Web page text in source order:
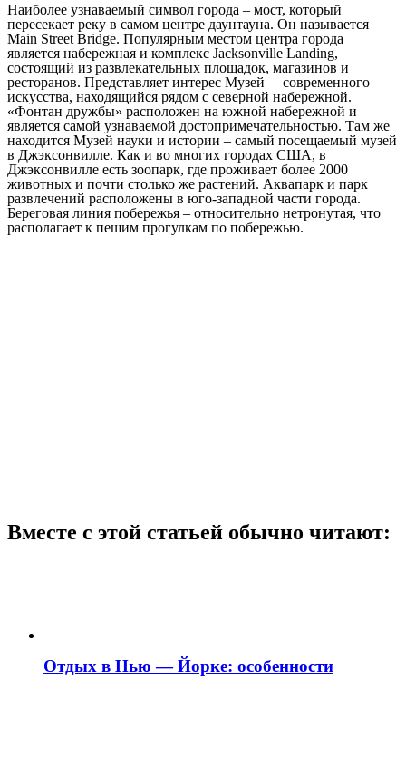
Наиболее узнаваемый символ города – мост, который
пересекает реку в самом центре даунтауна. Он называется
Main Street Bridge. Популярным местом центра города
является набережная и комплекс Jacksonville Landing,
состоящий из развлекательных площадок, магазинов и
ресторанов. Представляет интерес Музей современного
искусства, находящийся рядом с северной набережной.
«Фонтан дружбы» расположен на южной набережной и
является самой узнаваемой достопримечательностью. Там же
находится Музей науки и истории – самый посещаемый музей
в Джэксонвилле. Как и во многих городах США, в
Джэксонвилле есть зоопарк, где проживает более 2000
животных и почти столько же растений. Аквапарк и парк
развлечений расположены в юго-западной части города.
Береговая линия побережья – относительно нетронутая, что
располагает к пешим прогулкам по побережью.
Вместе с этой статьей обычно читают:
Отдых в Нью — Йорке: особенности